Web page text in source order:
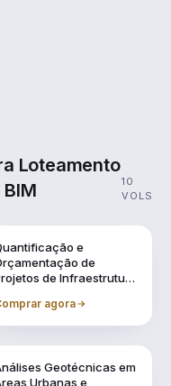
Loteamento
10
VOLS
e
de
de Infraestrutura
agora
Vol. 3
Geotécnicas em
Urbanas e